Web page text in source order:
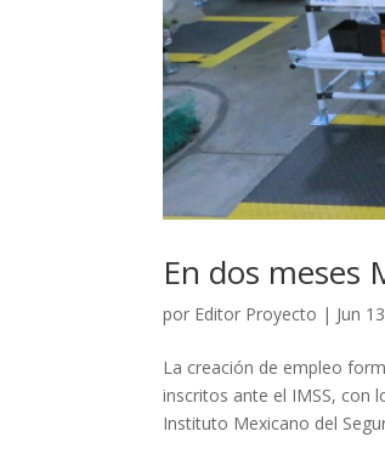
En dos meses
por Editor Proyecto | Jun
La creación de empleo
inscritos ante el IMSS, con
Instituto Mexicano del